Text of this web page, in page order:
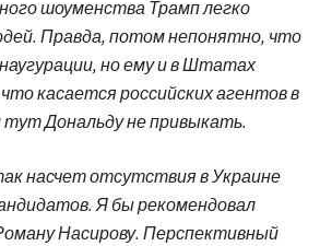
шоуменства Трамп легко
Правда, потом непонятно, что
но ему и в Штатах
касается российских агентов в
тут Дональду не привыкать.
насчет отсутствия в Украине
Я бы рекомендовал
Насирову. Перспективный